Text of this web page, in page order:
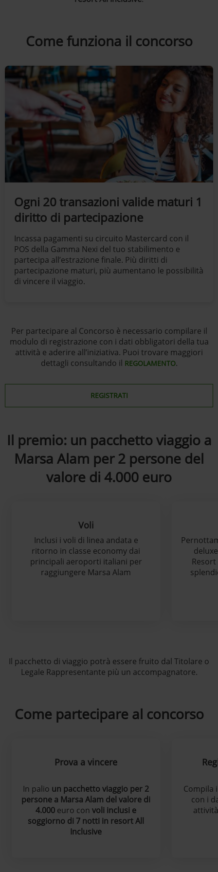
Come funziona il concorso
Ogni 20 transazioni valide maturi 1
diritto di partecipazione
Incassa pagamenti su circuito Mastercard con il
POS della Gamma Nexi del tuo stabilimento e
partecipa all’estrazione finale. Più diritti di
partecipazione maturi, più aumentano le possibilità
di vincere il viaggio.
Per partecipare al Concorso è necessario compilare il
modulo di registrazione con i dati obbligatori della tua
attività e aderire all’iniziativa. Puoi trovare maggiori
dettagli consultando il REGOLAMENTO.
REGISTRATI
Il premio: un pacchetto viaggio a
Marsa Alam per 2 persone del
valore di 4.000 euro
Voli
Inclusi i voli di linea andata e
ritorno in classe economy dai
principali aeroporti italiani per
raggiungere Marsa Alam
Il pacchetto di viaggio potrà essere fruito dal Titolare o
Legale Rappresentante più un accompagnatore.
Come partecipare al concorso
Prova a vincere
In palio un pacchetto viaggio per 2
persone a Marsa Alam del valore di
4.000 euro con voli inclusi e
soggiorno di 7 notti in resort All
Inclusive
Compila
con i